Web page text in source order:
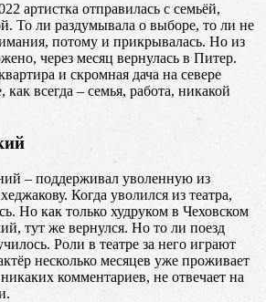
артистка отправилась с семьёй,
То ли раздумывала о выборе, то ли не
потому и прикрывалась. Но из
через месяц вернулась в Питер.
и скромная дача на севере
как всегда – семья, работа, никакой
– поддерживал уволенную из
Когда уволился из театра,
Но как только худруком в Чеховском
тут же вернулся. Но то ли поезд
Роли в театре за него играют
несколько месяцев уже проживает
комментариев, не отвечает на